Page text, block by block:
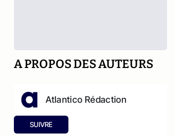
A PROPOS DES AUTEURS
Atlantico Rédaction
SUIVRE